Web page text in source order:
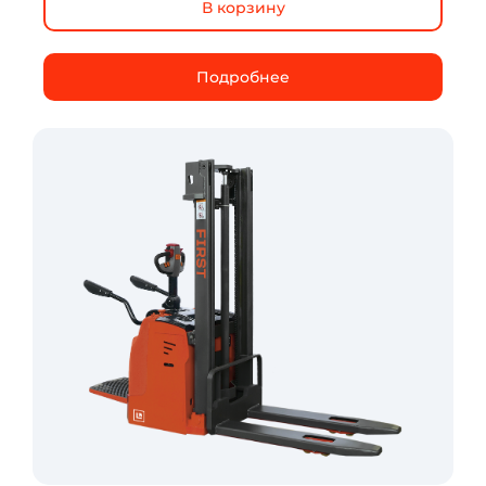
В корзину
Подробнее
В корзину
Подробнее
В корзину
Подробнее